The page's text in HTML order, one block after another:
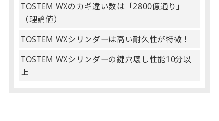
TOSTEM WXのカギ違い数は「2800億通り」
（理論値）
TOSTEM WXシリンダーは高い耐久性が特徴！
TOSTEM WXシリンダーの鍵穴壊し性能10分以
上